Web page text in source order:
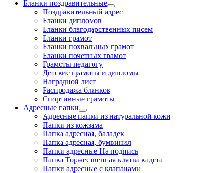
Бланки поздравительные
Поздравительный адрес
Бланки дипломов
Бланки благодарственных писем
Бланки грамот
Бланки похвальных грамот
Бланки почетных грамот
Грамоты педагогу
Детские грамоты и дипломы
Наградной лист
Распродажа бланков
Спортивные грамоты
Адресные папки
Адресные папки из натуральной кожи
Папки из кожзама
Папка адресная, баладек
Папка адресная, бумвинил
Папки адресные На подпись
Папка Торжественная клятва кадета
Папки адресные с клапанами